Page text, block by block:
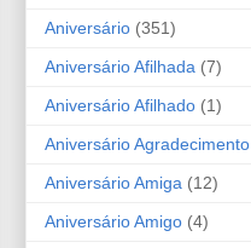
Aniversário (351)
Aniversário Afilhada (7)
Aniversário Afilhado (1)
Aniversário Agradecimento
Aniversário Amiga (12)
Aniversário Amigo (4)